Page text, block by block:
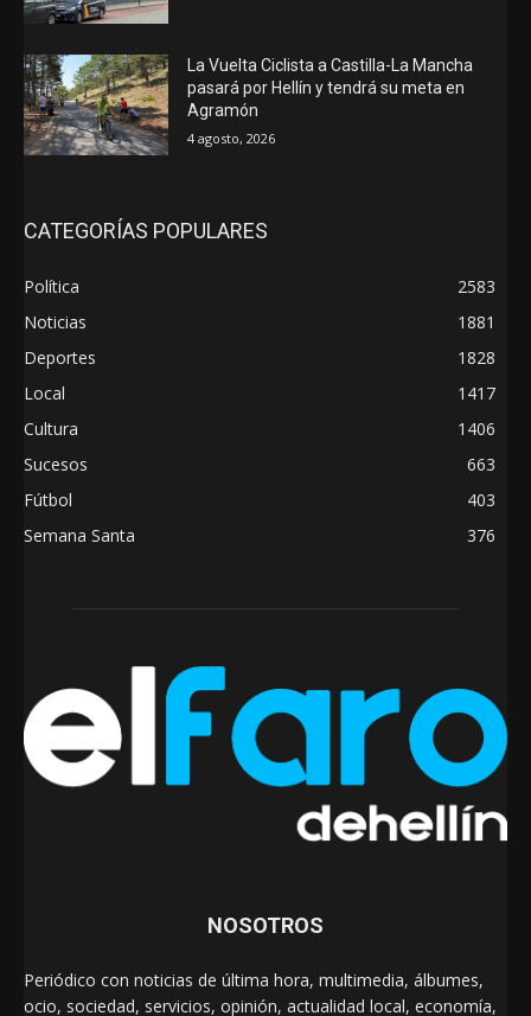
La Vuelta Ciclista a Castilla-La Mancha
pasará por Hellín y tendrá su meta en
Agramón
4 agosto, 2026
CATEGORÍAS POPULARES
Política
2583
Noticias
1881
Deportes
1828
Local
1417
Cultura
1406
Sucesos
663
Fútbol
403
Semana Santa
376
NOSOTROS
Periódico con noticias de última hora, multimedia, álbumes,
ocio, sociedad, servicios, opinión, actualidad local, economía,